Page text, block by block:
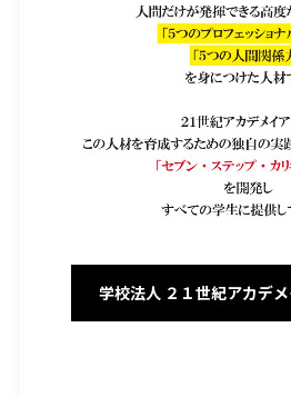
学校法人 ２１世紀アカデ